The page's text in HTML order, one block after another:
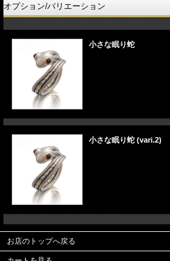
オプション/バリエーション
小さな眠り蛇
小さな眠り蛇 (vari.2)
お店のトップへ戻る